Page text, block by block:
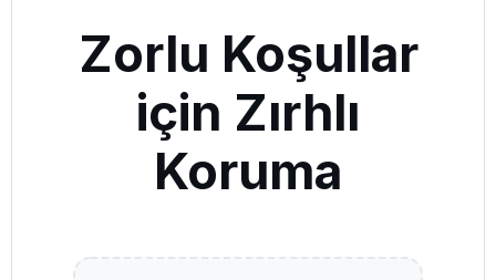
Zorlu Koşullar
için Zırhlı
Koruma